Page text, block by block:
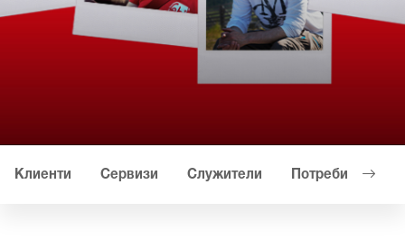
Клиенти Сервизи Служители Потребители на